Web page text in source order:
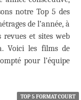
notre Top 5 des
de l’année, à
revues et sites web
Voici les films de
pour l’équipe
TOP 5 FORMAT COURT